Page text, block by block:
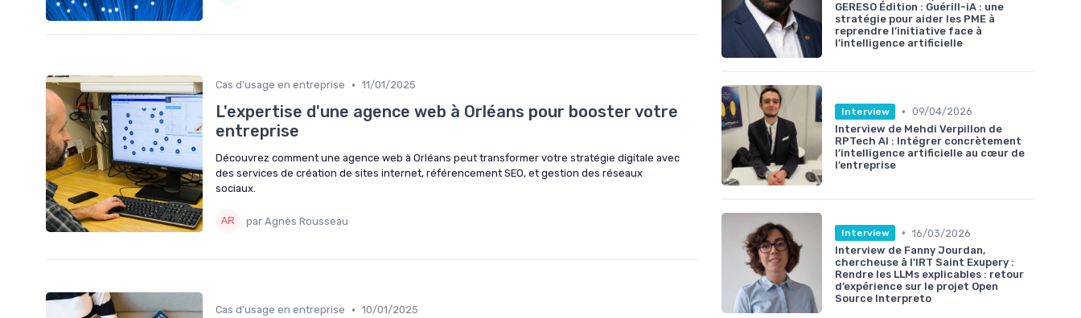
Cas d'usage en entreprise • 11/01/2025
L'expertise d'une agence web à Orléans pour booster votre
entreprise
Découvrez comment une agence web à Orléans peut transformer votre stratégie digitale avec
des services de création de sites internet, référencement SEO, et gestion des réseaux
sociaux.
par Agnès Rousseau
Cas d'usage en entreprise • 10/01/2025
GERESO Édition : Guérill-iA : une
stratégie pour aider les PME à
reprendre l’initiative face à
l’intelligence artificielle
Interview • 09/04/2026
Interview de Mehdi Verpillon de
RPTech AI : Intégrer concrètement
l’intelligence artificielle au cœur de
l’entreprise
Interview • 16/03/2026
Interview de Fanny Jourdan,
chercheuse à l'IRT Saint Exupery :
Rendre les LLMs explicables : retour
d’expérience sur le projet Open
Source Interpreto